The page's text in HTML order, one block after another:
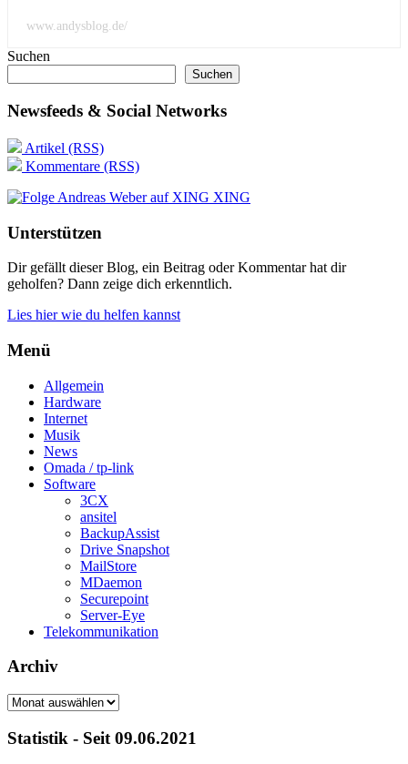
www.andysblog.de/
Suchen
Suchen
Newsfeeds & Social Networks
Artikel (RSS)
Kommentare (RSS)
XING
Unterstützen
Dir gefällt dieser Blog, ein Beitrag oder Kommentar hat dir
geholfen? Dann zeige dich erkenntlich.
Lies hier wie du helfen kannst
Menü
Allgemein
Hardware
Internet
Musik
News
Omada / tp-link
Software
3CX
ansitel
BackupAssist
Drive Snapshot
MailStore
MDaemon
Securepoint
Server-Eye
Telekommunikation
Archiv
Archiv
Statistik - Seit 09.06.2021